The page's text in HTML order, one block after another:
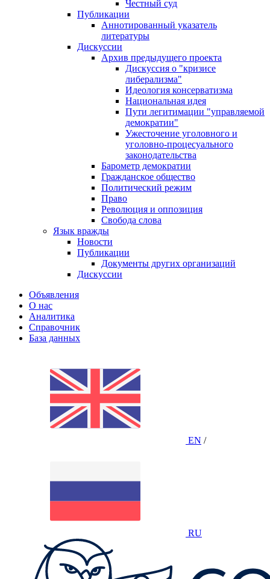
Честный суд
Публикации
Аннотированный указатель
литературы
Дискуссии
Архив предыдущего проекта
Дискуссия о "кризисе
либерализма"
Идеология консерватизма
Национальная идея
Пути легитимации "управляемой
демократии"
Ужесточение уголовного и
уголовно-процесуального
законодательства
Барометр демократии
Гражданское общество
Политический режим
Право
Революция и оппозиция
Свобода слова
Язык вражды
Новости
Публикации
Документы других организаций
Дискуссии
Объявления
О нас
Аналитика
Справочник
База данных
EN /
RU